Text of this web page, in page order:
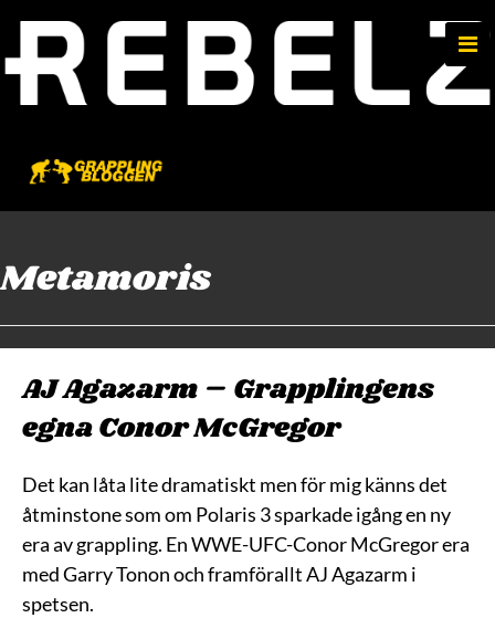
Metamoris
AJ Agazarm – Grapplingens
egna Conor McGregor
Det kan låta lite dramatiskt men för mig känns det
åtminstone som om Polaris 3 sparkade igång en ny
era av grappling. En WWE-UFC-Conor McGregor era
med Garry Tonon och framförallt AJ Agazarm i
spetsen.